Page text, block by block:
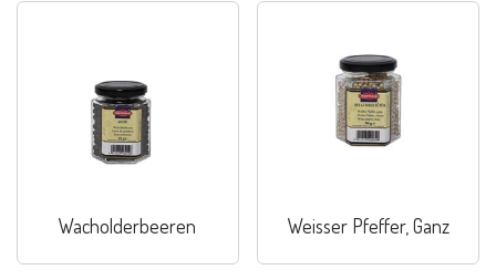
Wacholderbeeren Weisser Pfeffer, Ganz